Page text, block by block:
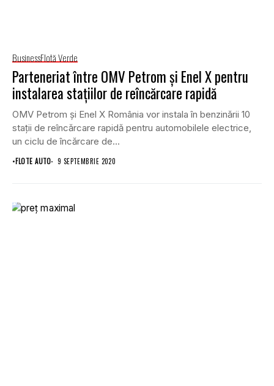
BusinessFlotă Verde
Parteneriat între OMV Petrom şi Enel X pentru
instalarea stațiilor de reîncărcare rapidă
OMV Petrom şi Enel X România vor instala în benzinării 10
staţii de reîncărcare rapidă pentru automobilele electrice,
un ciclu de încărcare de...
•FLOTE AUTO 9 SEPTEMBRIE 2020